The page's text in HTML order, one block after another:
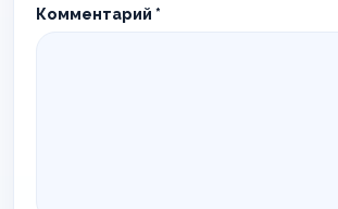
Комментарий *